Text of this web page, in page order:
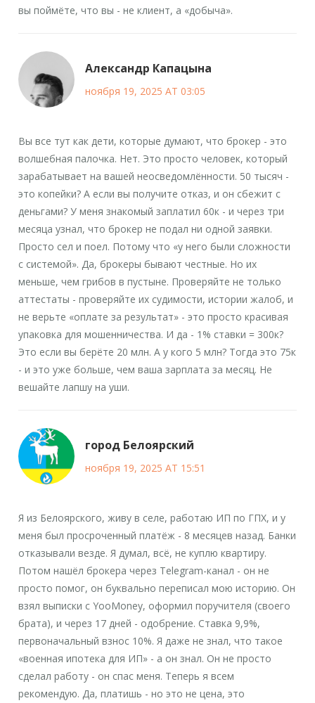
вы поймёте, что вы - не клиент, а «добыча».
Александр Капацына
ноября 19, 2025 AT 03:05
Вы все тут как дети, которые думают, что брокер - это
волшебная палочка. Нет. Это просто человек, который
зарабатывает на вашей неосведомлённости. 50 тысяч -
это копейки? А если вы получите отказ, и он сбежит с
деньгами? У меня знакомый заплатил 60к - и через три
месяца узнал, что брокер не подал ни одной заявки.
Просто сел и поел. Потому что «у него были сложности
с системой». Да, брокеры бывают честные. Но их
меньше, чем грибов в пустыне. Проверяйте не только
аттестаты - проверяйте их судимости, истории жалоб, и
не верьте «оплате за результат» - это просто красивая
упаковка для мошенничества. И да - 1% ставки = 300к?
Это если вы берёте 20 млн. А у кого 5 млн? Тогда это 75к
- и это уже больше, чем ваша зарплата за месяц. Не
вешайте лапшу на уши.
город Белоярский
ноября 19, 2025 AT 15:51
Я из Белоярского, живу в селе, работаю ИП по ГПХ, и у
меня был просроченный платёж - 8 месяцев назад. Банки
отказывали везде. Я думал, всё, не куплю квартиру.
Потом нашёл брокера через Telegram-канал - он не
просто помог, он буквально переписал мою историю. Он
взял выписки с YooMoney, оформил поручителя (своего
брата), и через 17 дней - одобрение. Ставка 9,9%,
первоначальный взнос 10%. Я даже не знал, что такое
«военная ипотека для ИП» - а он знал. Он не просто
сделал работу - он спас меня. Теперь я всем
рекомендую. Да, платишь - но это не цена, это